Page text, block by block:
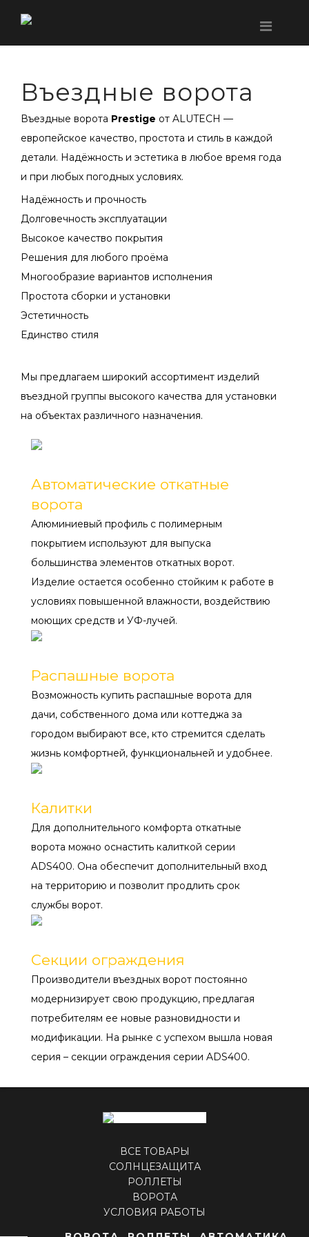
Въездные ворота
Въездные ворота Prestige от ALUTECH —
европейское качество, простота и стиль в каждой
детали. Надёжность и эстетика в любое время года
и при любых погодных условиях.
Надёжность и прочность
Долговечность эксплуатации
Высокое качество покрытия
Решения для любого проёма
Многообразие вариантов исполнения
Простота сборки и установки
Эстетичность
Единство стиля
Мы предлагаем широкий ассортимент изделий
въездной группы высокого качества для установки
на объектах различного назначения.
Автоматические откатные
ворота
Алюминиевый профиль с полимерным
покрытием используют для выпуска
большинства элементов откатных ворот.
Изделие остается особенно стойким к работе в
условиях повышенной влажности, воздействию
моющих средств и УФ-лучей.
Распашные ворота
Возможность купить распашные ворота для
дачи, собственного дома или коттеджа за
городом выбирают все, кто стремится сделать
жизнь комфортней, функциональней и удобнее.
Калитки
Для дополнительного комфорта откатные
ворота можно оснастить калиткой серии
ADS400. Она обеспечит дополнительный вход
на территорию и позволит продлить срок
службы ворот.
Секции ограждения
Производители въездных ворот постоянно
модернизирует свою продукцию, предлагая
потребителям ее новые разновидности и
модификации. На рынке с успехом вышла новая
серия – секции ограждения серии ADS400.
ВСЕ ТОВАРЫ
СОЛНЦЕЗАЩИТА
РОЛЛЕТЫ
ВОРОТА
УСЛОВИЯ РАБОТЫ